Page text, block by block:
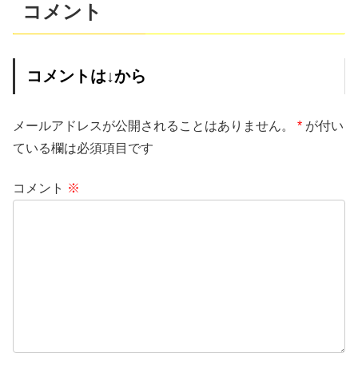
コメント
コメントは↓から
メールアドレスが公開されることはありません。 * が付い
ている欄は必須項目です
コメント ※